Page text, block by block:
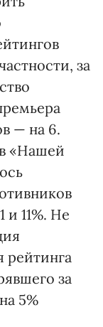
за
— на 6.
«Нашей
и 11%. Не
рейтинга
за
5%